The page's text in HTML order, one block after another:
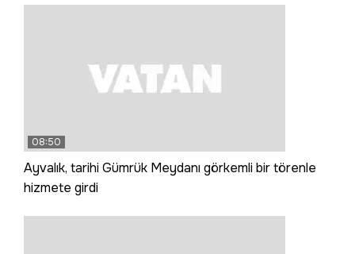
08:50
Ayvalık, tarihi Gümrük Meydanı görkemli bir törenle
hizmete girdi